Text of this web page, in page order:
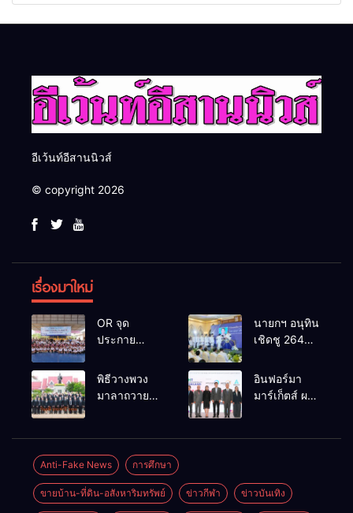
อีเว้นท์อีสานนิวส์
© copyright 2026
เรื่องมาใหม่
OR จุด
ประกาย
เยาวชน ผ่าน
นายกฯ อนุทิน
เชิดชู 264
บ้านยอดเยี่ยม
มอบแหนบ
เกียรติยศแห่ง
พิธีวางพวง
มาลาถวาย
2569 และ
การแข่งขัน
ฟุตบอลวันรพี
อินฟอร์มา
มาร์เก็ตส์ ผนึก
Thailand
Anti-Fake News การศึกษา
ขายบ้าน-ที่ดิน-อสังหาริมทรัพย์ ข่าวกีฬา ข่าวบันเทิง